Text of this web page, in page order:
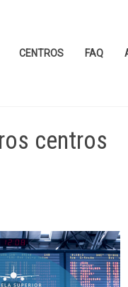
CENTROS FAQ
centros